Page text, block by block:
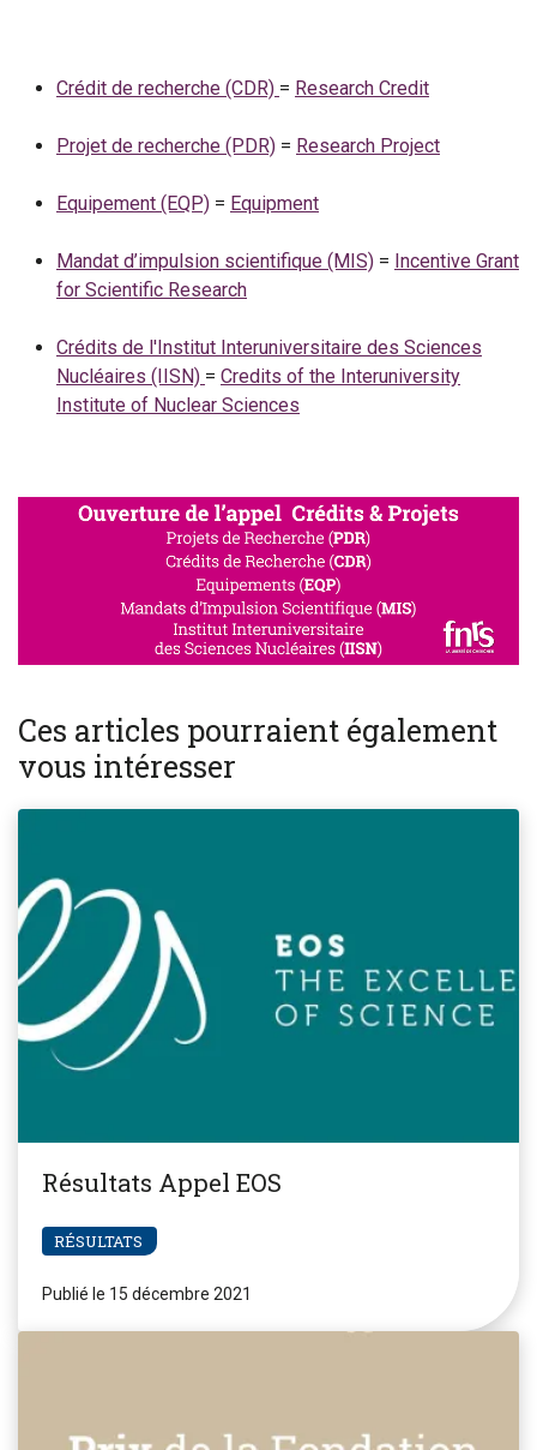
Crédit de recherche (CDR) = Research Credit
Projet de recherche (PDR) = Research Project
Equipement (EQP) = Equipment
Mandat d’impulsion scientifique (MIS) = Incentive Grant
for Scientific Research
Crédits de l'Institut Interuniversitaire des Sciences
Nucléaires (IISN) = Credits of the Interuniversity
Institute of Nuclear Sciences
Ces articles pourraient également
vous intéresser
Résultats Appel EOS
RÉSULTATS
Publié le 15 décembre 2021